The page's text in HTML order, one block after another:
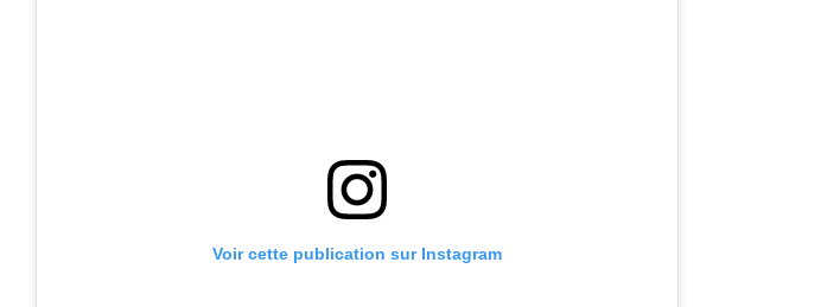
Voir cette publication sur Instagram